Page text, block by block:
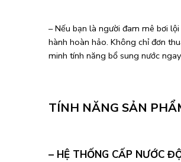
– Nếu bạn là người đam mê bơi
hành hoàn hảo. Không chỉ đơn
minh tính năng bổ sung nước
TÍNH NĂNG SẢN
– HỆ THỐNG CẤP NƯỚC